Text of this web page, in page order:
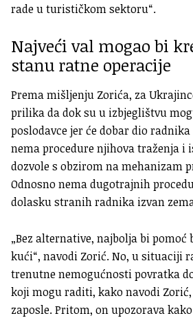
rade u turističkom sektoru“.
Najveći val mogao bi
stanu ratne operacije
Prema mišljenju Zorića, za
prilika da dok su u izbjeglištvu
poslodavce jer će dobar dio
nema procedure njihova traženja i
dozvole s obzirom na mehanizam
Odnosno nema dugotrajnih
dolasku stranih radnika izvan
„Bez alternative, najbolja bi
kući“, navodi Zorić. No, u situaciji
trenutne nemogućnosti povratka
koji mogu raditi, kako navodi Zorić,
zaposle. Pritom, on upozorava